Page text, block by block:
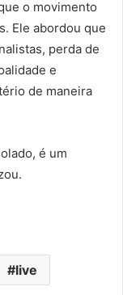
o movimento
Ele abordou que
perda de
e
de maneira
é um
live